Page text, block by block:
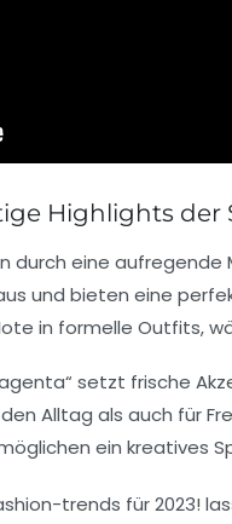
Highlights der
durch eine aufregende
und bieten eine
in formelle Outfits,
setzt frische
Alltag als auch für
ein kreatives